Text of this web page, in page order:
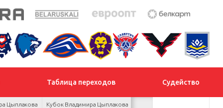
Таблица переходов Судейство
Цыплакова Кубок Владимира Цыплакова